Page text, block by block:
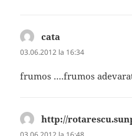
cata
03.06.2012 la 16:34
frumos ….frumos
http://